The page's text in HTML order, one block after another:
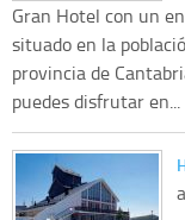
Gran Hotel con un
situado en la
provincia de
puedes disfrutar en...